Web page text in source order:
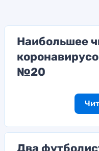
Наибольшее
№20
Два